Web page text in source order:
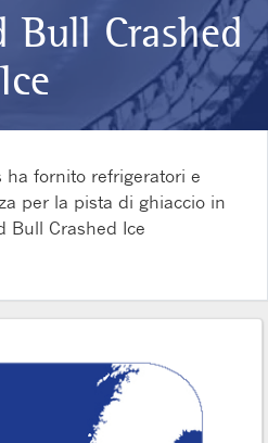
Bull Crashed
Ice
ha fornito refrigeratori e
per la pista di ghiaccio in
Bull Crashed Ice